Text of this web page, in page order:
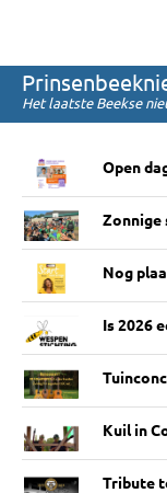
Het laatste Beekse
Open
Zonnige
Nog
Is 2026
Kuil in
Tribute